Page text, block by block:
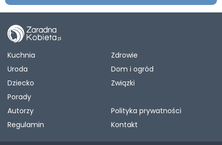
Kuchnia
Zdrowie
Uroda
Dom i ogród
Dziecko
Związki
Porady
Autorzy
Polityka prywatności
Regulamin
Kontakt